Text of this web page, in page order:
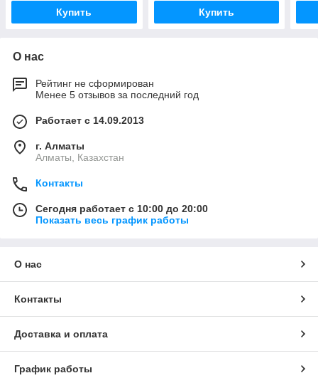
Купить Купить
О нас
Рейтинг не сформирован
Менее 5 отзывов за последний год
Работает с 14.09.2013
г. Алматы
Алматы, Казахстан
Контакты
Сегодня работает с 10:00 до 20:00
Показать весь график работы
О нас
Контакты
Доставка и оплата
График работы